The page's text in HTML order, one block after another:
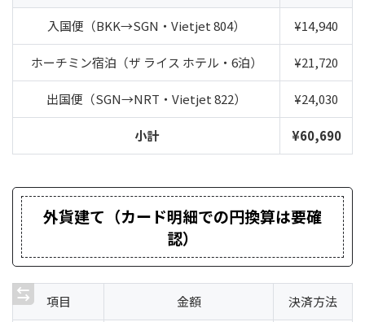
入国便（BKK→SGN・Vietjet 804） ¥14,940
ホーチミン宿泊（ザ ライス ホテル・6泊） ¥21,720
出国便（SGN→NRT・Vietjet 822） ¥24,030
小計 ¥60,690
外貨建て（カード明細での円換算は要確
認）
項目 金額 決済方法